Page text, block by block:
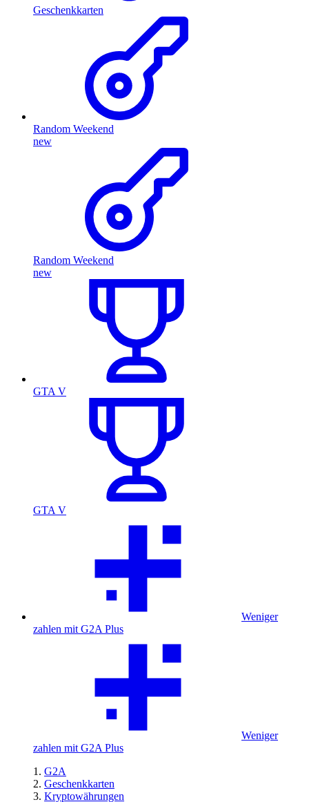
Geschenkkarten
Random Weekend
new
Random Weekend
new
GTA V
GTA V
Weniger
zahlen mit G2A Plus
Weniger
zahlen mit G2A Plus
G2A
Geschenkkarten
Kryptowährungen